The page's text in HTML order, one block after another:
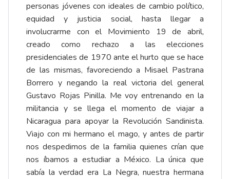
personas jóvenes con ideales de cambio político,
equidad y justicia social, hasta llegar a
involucrarme con el Movimiento 19 de abril,
creado como rechazo a las elecciones
presidenciales de 1970 ante el hurto que se hace
de las mismas, favoreciendo a Misael Pastrana
Borrero y negando la real victoria del general
Gustavo Rojas Pinilla. Me voy entrenando en la
militancia y se llega el momento de viajar a
Nicaragua para apoyar la Revolución Sandinista.
Viajo con mi hermano el mago, y antes de partir
nos despedimos de la familia quienes crían que
nos íbamos a estudiar a México. La única que
sabía la verdad era La Negra, nuestra hermana